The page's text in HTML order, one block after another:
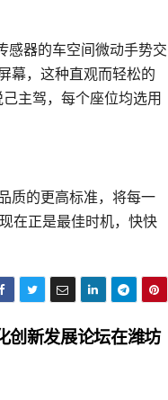
感器的车空间微动手势交
幕，这种直观而轻松的
主驾，每个座位均选用
质的更高标准，将每一
在正是最佳时机，快快
创新发展论坛在潍坊